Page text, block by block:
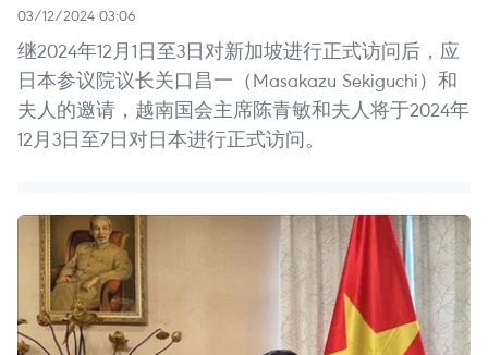
03/12/2024 03:06
继2024年12月1日至3日对新加坡进行正式访问后，应
日本参议院议长关口昌一（Masakazu Sekiguchi）和
夫人的邀请，越南国会主席陈青敏和夫人将于2024年
12月3日至7日对日本进行正式访问。